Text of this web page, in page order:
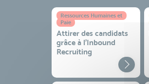
Ressources Humaines et
Paie
Attirer des candidats
grâce à l’Inbound
Recruiting